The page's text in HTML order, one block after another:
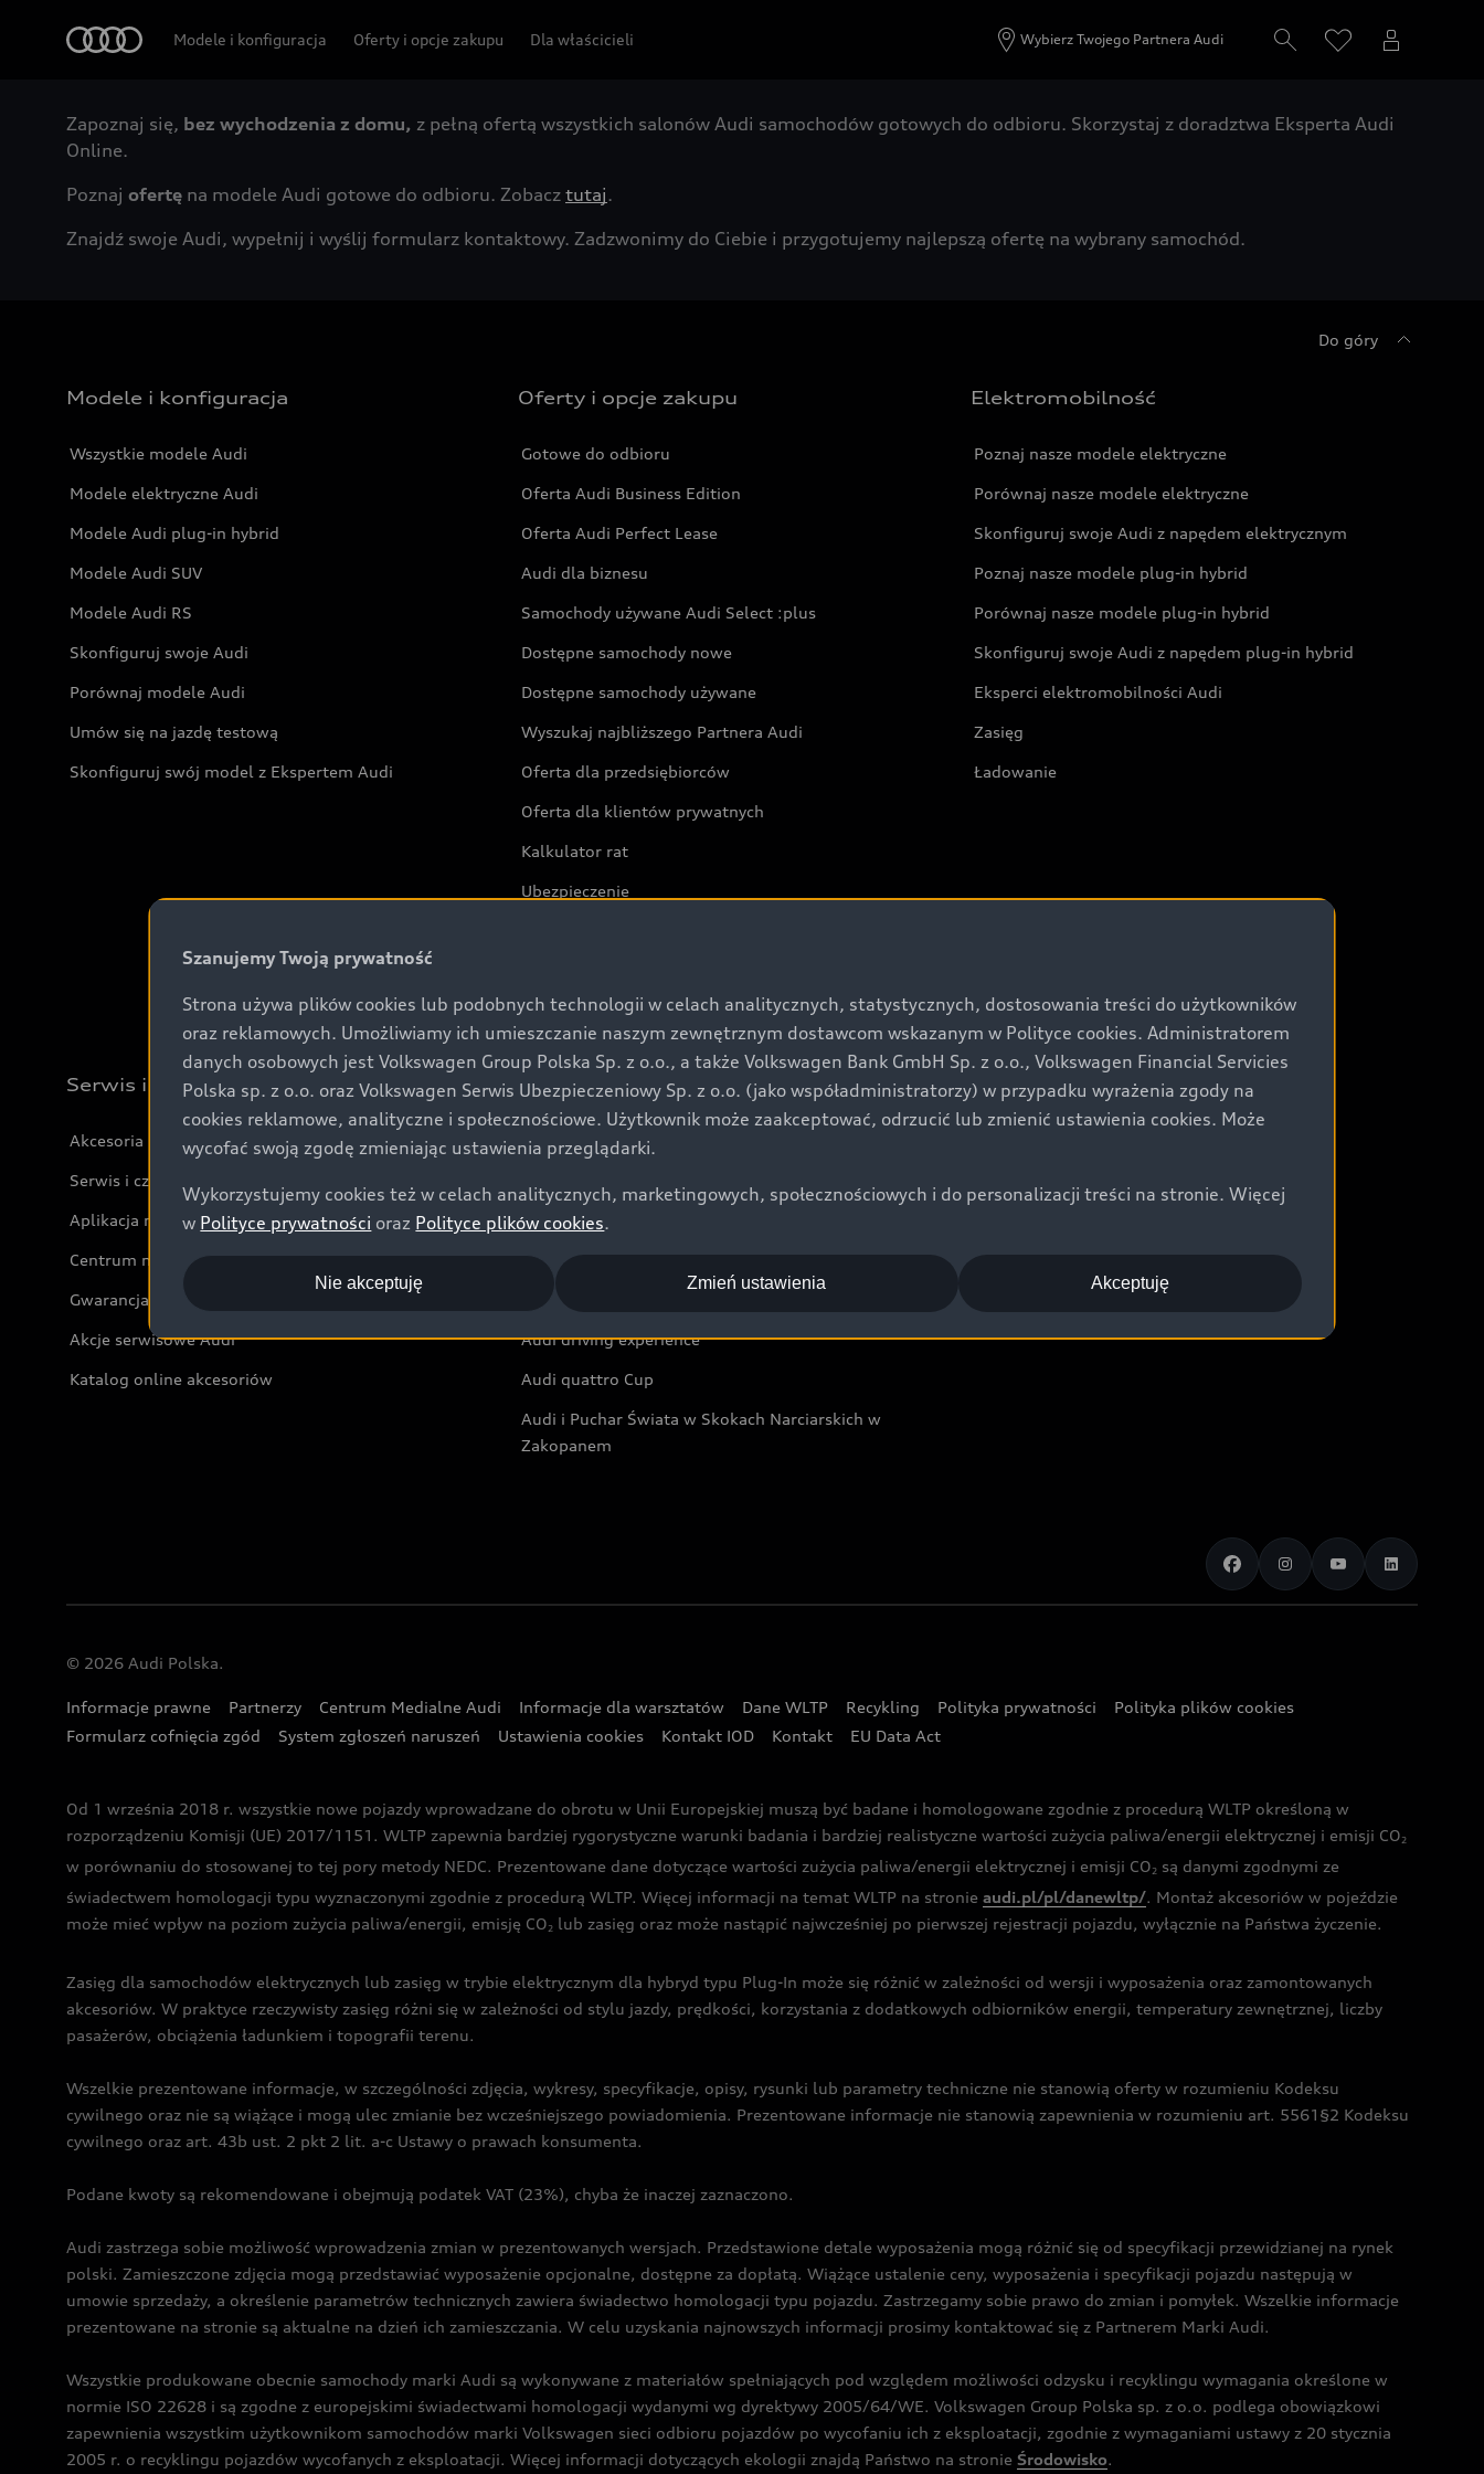
Modele i konfiguracja Oferty i opcje zakupu Dla właścicieli Wybierz Twojego Partnera Audi
Zapoznaj się, bez wychodzenia z domu, z pełną ofertą wszystkich salonów Audi samochodów gotowych do odbioru. Skorzystaj z doradztwa Eksperta Audi
Online.
Poznaj ofertę na modele Audi gotowe do odbioru. Zobacz tutaj.
Znajdź swoje Audi, wypełnij i wyślij formularz kontaktowy. Zadzwonimy do Ciebie i przygotujemy najlepszą ofertę na wybrany samochód.
Do góry
Modele i konfiguracja
Wszystkie modele Audi
Modele elektryczne Audi
Modele Audi plug-in hybrid
Modele Audi SUV
Modele Audi RS
Skonfiguruj swoje Audi
Porównaj modele Audi
Umów się na jazdę testową
Skonfiguruj swój model z Ekspertem Audi
Oferty i opcje zakupu
Gotowe do odbioru
Oferta Audi Business Edition
Oferta Audi Perfect Lease
Audi dla biznesu
Samochody używane Audi Select :plus
Dostępne samochody nowe
Dostępne samochody używane
Wyszukaj najbliższego Partnera Audi
Oferta dla przedsiębiorców
Oferta dla klientów prywatnych
Kalkulator rat
Ubezpieczenie
Audi exclusive
Elektromobilność
Poznaj nasze modele elektryczne
Porównaj nasze modele elektryczne
Skonfiguruj swoje Audi z napędem elektrycznym
Poznaj nasze modele plug-in hybrid
Porównaj nasze modele plug-in hybrid
Skonfiguruj swoje Audi z napędem plug-in hybrid
Eksperci elektromobilności Audi
Zasięg
Ładowanie
Serwis i akcesoria
Akcesoria
Serwis i części
Aplikacja myAudi i usługi cyfrowe
Centrum napraw powypadkowych
Gwarancja
Akcje serwisowe Audi
Katalog online akcesoriów
Świat Audi
Aktualności i historie postępu
Audi Nuvolari
Audi Sport Festiwal
Audi i Muzeum Sztuki Nowoczesnej w Warszawie
Audi driving experience
Audi quattro Cup
Audi i Puchar Świata w Skokach Narciarskich w
Zakopanem
© 2026 Audi Polska.
Informacje prawne Partnerzy Centrum Medialne Audi Informacje dla warsztatów Dane WLTP Recykling Polityka prywatności
Polityka plików cookies
Formularz cofnięcia zgód
System zgłoszeń naruszeń Ustawienia cookies Kontakt IOD Kontakt EU Data Act
Od 1 września 2018 r. wszystkie nowe pojazdy wprowadzane do obrotu w Unii Europejskiej muszą być badane i homologowane zgodnie z procedurą WLTP określoną w
rozporządzeniu Komisji (UE) 2017/1151. WLTP zapewnia bardziej rygorystyczne warunki badania i bardziej realistyczne wartości zużycia paliwa/energii elektrycznej i emisji CO2
w porównaniu do stosowanej to tej pory metody NEDC. Prezentowane dane dotyczące wartości zużycia paliwa/energii elektrycznej i emisji CO2 są danymi zgodnymi ze
świadectwem homologacji typu wyznaczonymi zgodnie z procedurą WLTP. Więcej informacji na temat WLTP na stronie audi.pl/pl/danewltp/. Montaż akcesoriów w pojeździe
może mieć wpływ na poziom zużycia paliwa/energii, emisję CO2 lub zasięg oraz może nastąpić najwcześniej po pierwszej rejestracji pojazdu, wyłącznie na Państwa życzenie.
Zasięg dla samochodów elektrycznych lub zasięg w trybie elektrycznym dla hybryd typu Plug-In może się różnić w zależności od wersji i wyposażenia oraz zamontowanych
akcesoriów. W praktyce rzeczywisty zasięg różni się w zależności od stylu jazdy, prędkości, korzystania z dodatkowych odbiorników energii, temperatury zewnętrznej, liczby
pasażerów, obciążenia ładunkiem i topografii terenu.
Wszelkie prezentowane informacje, w szczególności zdjęcia, wykresy, specyfikacje, opisy, rysunki lub parametry techniczne nie stanowią oferty w rozumieniu Kodeksu
cywilnego oraz nie są wiążące i mogą ulec zmianie bez wcześniejszego powiadomienia. Prezentowane informacje nie stanowią zapewnienia w rozumieniu art. 5561§2 Kodeksu
cywilnego oraz art. 43b ust. 2 pkt 2 lit. a-c Ustawy o prawach konsumenta.
Podane kwoty są rekomendowane i obejmują podatek VAT (23%), chyba że inaczej zaznaczono.
Audi zastrzega sobie możliwość wprowadzenia zmian w prezentowanych wersjach. Przedstawione detale wyposażenia mogą różnić się od specyfikacji przewidzianej na rynek
polski. Zamieszczone zdjęcia mogą przedstawiać wyposażenie opcjonalne, dostępne za dopłatą. Wiążące ustalenie ceny, wyposażenia i specyfikacji pojazdu następują w
umowie sprzedaży, a określenie parametrów technicznych zawiera świadectwo homologacji typu pojazdu. Zastrzegamy sobie prawo do zmian i pomyłek. Wszelkie informacje
prezentowane na stronie są aktualne na dzień ich zamieszczania. W celu uzyskania najnowszych informacji prosimy kontaktować się z Partnerem Marki Audi.
Wszystkie produkowane obecnie samochody marki Audi są wykonywane z materiałów spełniających pod względem możliwości odzysku i recyklingu wymagania określone w
normie ISO 22628 i są zgodne z europejskimi świadectwami homologacji wydanymi wg dyrektywy 2005/64/WE. Volkswagen Group Polska sp. z o.o. podlega obowiązkowi
zapewnienia wszystkim użytkownikom samochodów marki Volkswagen sieci odbioru pojazdów po wycofaniu ich z eksploatacji, zgodnie z wymaganiami ustawy z 20 stycznia
2005 r. o recyklingu pojazdów wycofanych z eksploatacji. Więcej informacji dotyczących ekologii znajdą Państwo na stronie Środowisko.
Szanujemy Twoją prywatność
Strona używa plików cookies lub podobnych technologii w celach analitycznych, statystycznych, dostosowania treści do użytkowników
oraz reklamowych. Umożliwiamy ich umieszczanie naszym zewnętrznym dostawcom wskazanym w Polityce cookies. Administratorem
danych osobowych jest Volkswagen Group Polska Sp. z o.o., a także Volkswagen Bank GmbH Sp. z o.o., Volkswagen Financial Servicies
Polska sp. z o.o. oraz Volkswagen Serwis Ubezpieczeniowy Sp. z o.o. (jako współadministratorzy) w przypadku wyrażenia zgody na
cookies reklamowe, analityczne i społecznościowe. Użytkownik może zaakceptować, odrzucić lub zmienić ustawienia cookies. Może
wycofać swoją zgodę zmieniając ustawienia przeglądarki.
Wykorzystujemy cookies też w celach analitycznych, marketingowych, społecznościowych i do personalizacji treści na stronie. Więcej
w Polityce prywatności oraz Polityce plików cookies.
Akceptuję
Nie akceptuję Zmień ustawienia